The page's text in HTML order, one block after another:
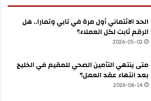
الحد الائتماني أول مرة في تابي وتمارا.. هل
الرقم ثابت لكل العملاء؟
2026-05-02
متى ينتهي التأمين الصحي للمقيم في الخليج
بعد انتهاء عقد العمل؟
2026-06-14